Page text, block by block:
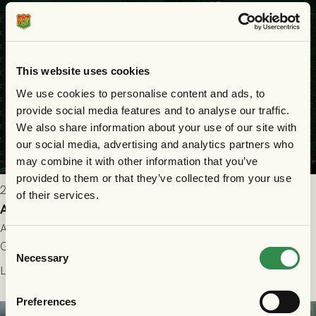
This website uses cookies
We use cookies to personalise content and ads, to
provide social media features and to analyse our traffic.
We also share information about your use of our site with
our social media, advertising and analytics partners who
may combine it with other information that you’ve
provided to them or that they’ve collected from your use
of their services.
Consent
Selection
Necessary
Preferences
2026-07-25 9:00
Allt du behöver veta inför GAIS - Halmstads BK 26/7
All evenemangsinformation du kan behöva inför ditt besök på
Gamla Ullevi och matchen mellan GAIS och Halmstads BK i
Allsvenskan! Avspark kl 16.30 på söndag 26/7.
Läs mer